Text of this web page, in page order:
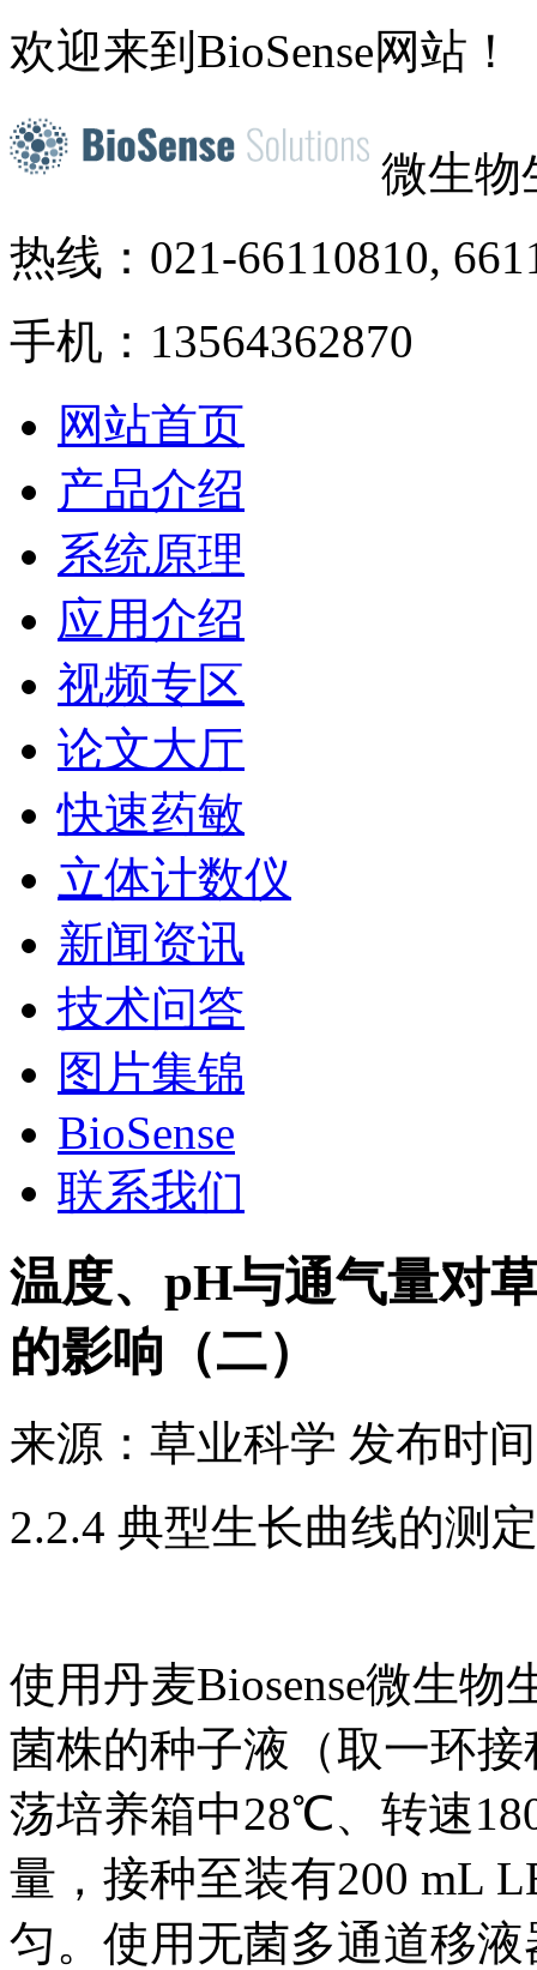
欢迎来到BioSense网站！
微生物
热线：021-66110810,
手机：13564362870
网站首页
产品介绍
系统原理
应用介绍
视频专区
论文大厅
快速药敏
立体计数仪
新闻资讯
技术问答
图片集锦
BioSense
联系我们
温度、pH与通气量对
的影响（二）
来源： 草业科学 发布时
2.2.4 典型生长曲线的测定
使用丹麦Biosense微生
菌株的种子液（取一环
荡培养箱中28℃、转速
量，接种至装有200 mL
匀。使用无菌多通道移